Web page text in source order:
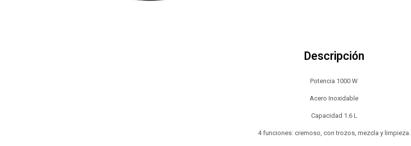
Descripción
Potencia 1000 W
Acero Inoxidable
Capacidad 1.6 L
4 funciones: cremoso, con trozos, mezcla y limpieza.